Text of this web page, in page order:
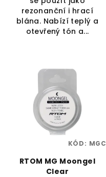
rezonanční i hrací
blána. Nabízí teplý a
otevřený tón a...
RTOM MG Moongel
Clear
KÓD: MGC